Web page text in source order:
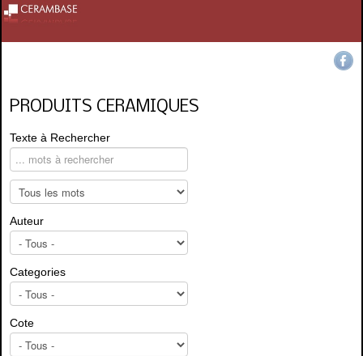
PRODUITS CERAMIQUES
Texte à Rechercher
Auteur
Categories
Cote